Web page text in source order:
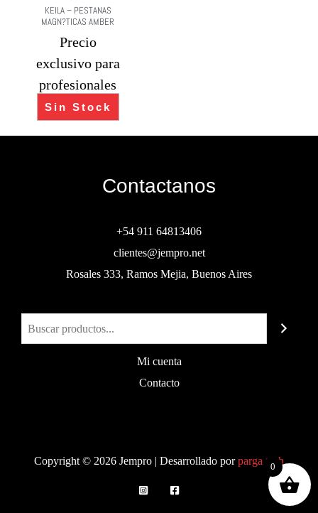
KEILA – PESTANAS
MAGN?TICAS AMBER
Precio
exclusivo para
profesionales
Sin Stock
Contactanos
+54 911 64813406
clientes@jempro.net
Rosales 333, Ramos Mejia, Buenos Aires
Mi cuenta
Contacto
Copyright © 2026 Jempro | Desarrollado porparga.tech
0